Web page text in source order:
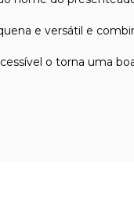
e versátil e
o torna uma